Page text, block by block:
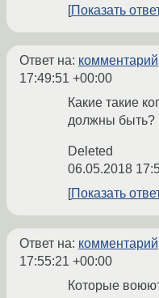
Показать
Ответ на: комментарий
17:49:51 +00:00
Какие такие
должны быть?
Deleted
06.05.2018
Показать
Ответ на: комментарий
17:55:21 +00:00
Которые